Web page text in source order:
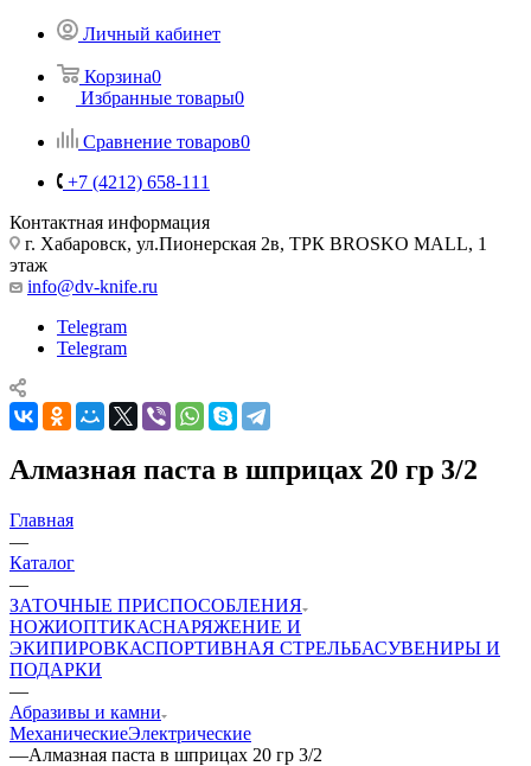
Личный кабинет
Корзина0
Избранные товары0
Сравнение товаров0
+7 (4212) 658-111
Контактная информация
г. Хабаровск, ул.Пионерская 2в, ТРК BROSKO MALL, 1
этаж
info@dv-knife.ru
Telegram
Telegram
Алмазная паста в шприцах 20 гр 3/2
Главная
—
Каталог
—
ЗАТОЧНЫЕ ПРИСПОСОБЛЕНИЯ
НОЖИОПТИКАСНАРЯЖЕНИЕ И
ЭКИПИРОВКАСПОРТИВНАЯ СТРЕЛЬБАСУВЕНИРЫ И
ПОДАРКИ
—
Абразивы и камни
МеханическиеЭлектрические
—Алмазная паста в шприцах 20 гр 3/2